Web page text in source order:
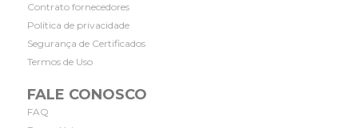
Contrato fornecedores
Política de privacidade
Segurança de Certificados
Termos de Uso
FALE CONOSCO
FAQ